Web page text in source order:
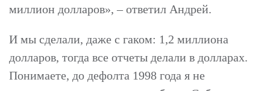
миллион долларов», – ответил Андрей.
И мы сделали, даже с гаком: 1,2 миллиона
долларов, тогда все отчеты делали в долларах.
Понимаете, до дефолта 1998 года я не